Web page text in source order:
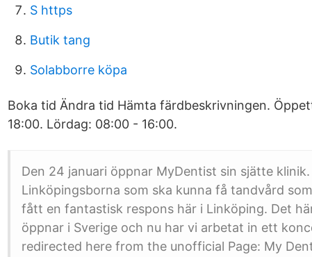
S https
Butik tang
Solabborre köpa
Boka tid Ändra tid Hämta färdbeskrivningen.
18:00. Lördag: 08:00 - 16:00.
Den 24 januari öppnar MyDentist sin sjätte
Linköpingsborna som ska kunna få tandvård
fått en fantastisk respons här i Linköping. Det
öppnar i Sverige och nu har vi arbetat in ett
redirected here from the unofficial Page: My